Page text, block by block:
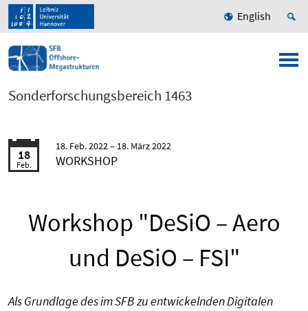
English
Sonderforschungsbereich 1463
18
Feb.
18. Feb. 2022 18. März 2022
WORKSHOP
Workshop "DeSiO – Aero
und DeSiO – FSI"
Als Grundlage des im SFB zu entwickelnden Digitalen